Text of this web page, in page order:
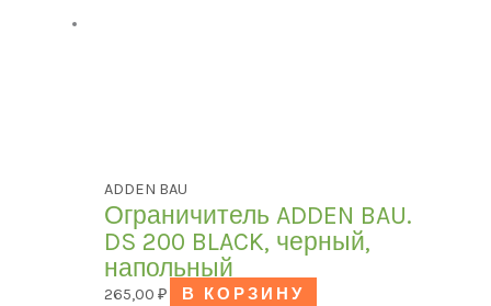
ADDEN BAU
Ограничитель ADDEN BAU.
DS 200 BLACK, черный,
напольный
265,00₽
В КОРЗИНУ